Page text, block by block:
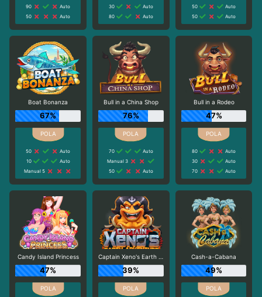
90
Auto
50
Auto
30
Auto
80
Auto
50
Auto
50
Auto
Boat Bonanza
67%
50
Auto
10
Auto
Manual 5
Bull in a China Shop
76%
70
Auto
Manual 3
50
Auto
Bull in a Rodeo
47%
80
Auto
30
Auto
70
Auto
Candy Island Princess
47%
Captain Xeno's Earth Adventure
39%
Cash-a-Cabana
49%